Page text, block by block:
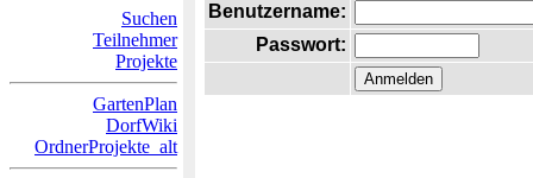
Suchen
Teilnehmer
Projekte
GartenPlan
DorfWiki
OrdnerProjekte_alt
Benutzername:
Passwort: